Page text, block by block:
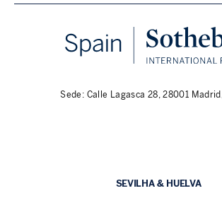
Sede: Calle Lagasca 28, 28001
SEVILHA & HUELVA